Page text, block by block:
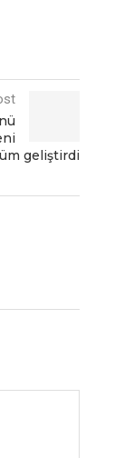
gеliştirdi